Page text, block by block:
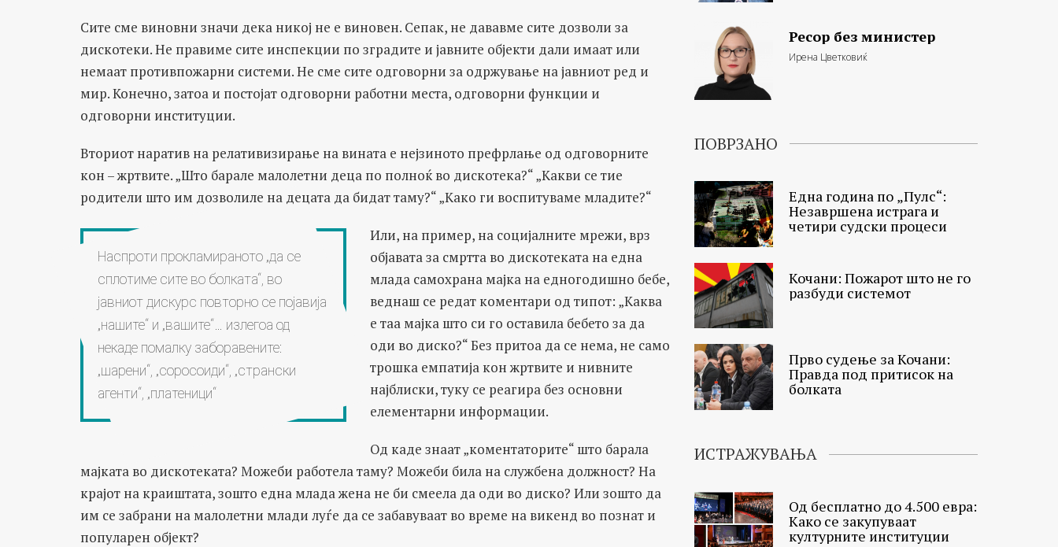
Сите сме виновни значи дека никој не е виновен. Сепак, не дававме сите дозволи за
дискотеки. Не правиме сите инспекции по зградите и јавните објекти дали имаат или
немаат противпожарни системи. Не сме сите одговорни за одржување на јавниот ред и
мир. Конечно, затоа и постојат одговорни работни места, одговорни функции и
одговорни институции.
Вториот наратив на релативизирање на вината е нејзиното префрлање од одговорните
кон – жртвите. „Што барале малолетни деца по полноќ во дискотека?“ „Какви се тие
родители што им дозволиле на децата да бидат таму?“ „Како ги воспитуваме младите?“
Наспроти прокламираното „да се
сплотиме сите во болката“, во
јавниот дискурс повторно се појавија
„нашите“ и „вашите“… излегоа од
некаде помалку заборавените:
„шарени“, „соросоиди“, „странски
агенти“, „платеници“
Или, на пример, на социјалните мрежи, врз
објавата за смртта во дискотеката на една
млада самохрана мајка на едногодишно бебе,
веднаш се редат коментари од типот: „Каква
е таа мајка што си го оставила бебето за да
оди во диско?“ Без притоа да се нема, не само
трошка емпатија кон жртвите и нивните
најблиски, туку се реагира без основни
елементарни информации.
Од каде знаат „коментаторите“ што барала
мајката во дискотеката? Можеби работела таму? Можеби била на службена должност? На
крајот на краиштата, зошто една млада жена не би смеела да оди во диско? Или зошто да
им се забрани на малолетни млади луѓе да се забавуваат во време на викенд во познат и
популарен објект?
Ресор без министер
Ирена Цветковиќ
ПОВРЗАНО
Eдна година по „Пулс“:
Незавршена истрага и
четири судски процеси
Кочани: Пожарот што не го
разбуди системот
Прво судење за Кочани:
Правда под притисок на
болката
ИСТРАЖУВАЊА
Од бесплатно до 4.500 евра:
Како се закупуваат
културните институции